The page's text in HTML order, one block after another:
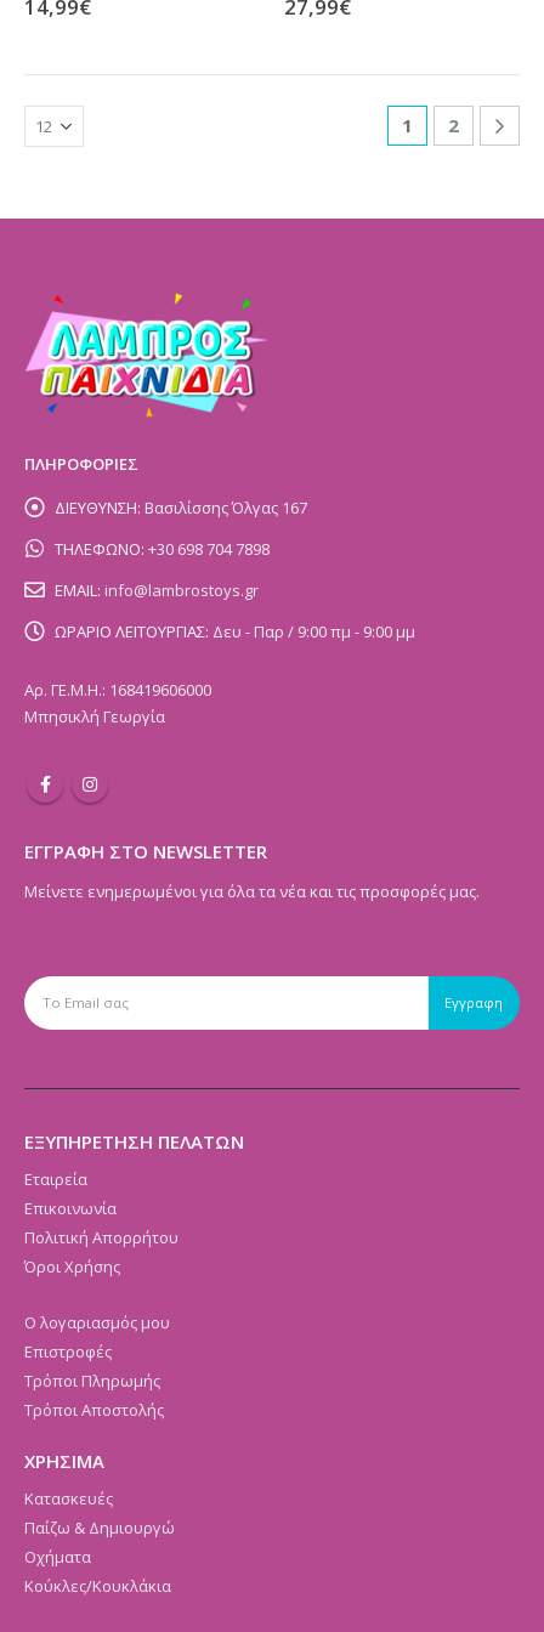
14,99€ 27,99€
1 2
ΠΛΗΡΟΦΟΡΙΕΣ
ΔΙΕΥΘΥΝΣΗ: Βασιλίσσης Όλγας 167
ΤΗΛΕΦΩΝΟ: +30 698 704 7898
EMAIL: info@lambrostoys.gr
ΩΡΑΡΙΟ ΛΕΙΤΟΥΡΓΙΑΣ: Δευ - Παρ / 9:00 πμ - 9:00 μμ
Αρ. ΓΕ.Μ.Η.: 168419606000
Μπησικλή Γεωργία
ΕΓΓΡΑΦΗ ΣΤΟ NEWSLETTER
Μείνετε ενημερωμένοι για όλα τα νέα και τις προσφορές μας.
ΕΞΥΠΗΡΕΤΗΣΗ ΠΕΛΑΤΩΝ
Εταιρεία
Επικοινωνία
Πολιτική Απορρήτου
Όροι Χρήσης
Ο λογαριασμός μου
Επιστροφές
Τρόποι Πληρωμής
Τρόποι Αποστολής
ΧΡΗΣΙΜΑ
Κατασκευές
Παίζω & Δημιουργώ
Οχήματα
Κούκλες/Κουκλάκια